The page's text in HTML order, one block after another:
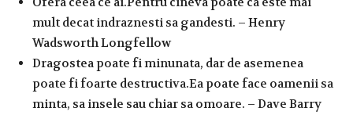
mult decat indraznesti sa gandesti. – Henry
Wadsworth Longfellow
Dragostea poate fi minunata, dar de asemenea
poate fi foarte destructiva.Ea poate face oamenii sa
minta, sa insele sau chiar sa omoare. – Dave Barry